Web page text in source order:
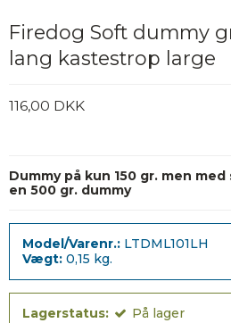
Firedog Soft dummy
lang kastestrop large
116,00 DKK
Dummy på kun 150 gr. men
en 500 gr. dummy
Model/Varenr.: LTDML101LH
Vægt: 0,15 kg.
Lagerstatus: På lager